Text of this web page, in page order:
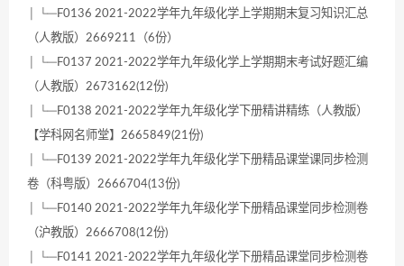
│ └─F0136 2021-2022学年九年级化学上学期期末复习知识汇总
（人教版）2669211（6份）
│ └─F0137 2021-2022学年九年级化学上学期期末考试好题汇编
（人教版）2673162(12份)
│ └─F0138 2021-2022学年九年级化学下册精讲精练（人教版）
【学科网名师堂】2665849(21份)
│ └─F0139 2021-2022学年九年级化学下册精品课堂课同步检测
卷（科粤版）2666704(13份)
│ └─F0140 2021-2022学年九年级化学下册精品课堂同步检测卷
（沪教版）2666708(12份)
│ └─F0141 2021-2022学年九年级化学下册精品课堂同步检测卷